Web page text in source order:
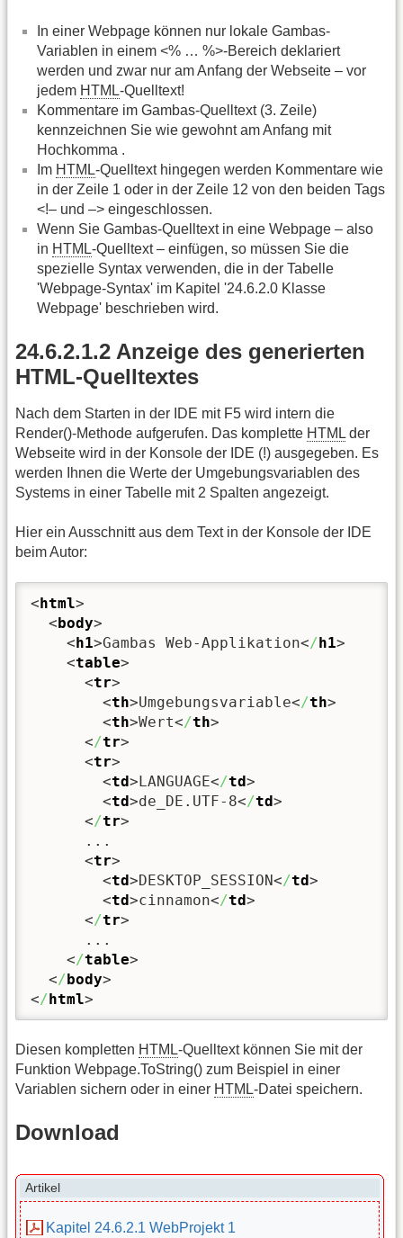
In einer Webpage können nur lokale Gambas-
Variablen in einem <% … %>-Bereich deklariert
werden und zwar nur am Anfang der Webseite – vor
jedem HTML-Quelltext!
Kommentare im Gambas-Quelltext (3. Zeile)
kennzeichnen Sie wie gewohnt am Anfang mit
Hochkomma .
Im HTML-Quelltext hingegen werden Kommentare wie
in der Zeile 1 oder in der Zeile 12 von den beiden Tags
<!– und –> eingeschlossen.
Wenn Sie Gambas-Quelltext in eine Webpage – also
in HTML-Quelltext – einfügen, so müssen Sie die
spezielle Syntax verwenden, die in der Tabelle
'Webpage-Syntax' im Kapitel '24.6.2.0 Klasse
Webpage' beschrieben wird.
24.6.2.1.2 Anzeige des generierten
HTML-Quelltextes
Nach dem Starten in der IDE mit F5 wird intern die
Render()-Methode aufgerufen. Das komplette HTML der
Webseite wird in der Konsole der IDE (!) ausgegeben. Es
werden Ihnen die Werte der Umgebungsvariablen des
Systems in einer Tabelle mit 2 Spalten angezeigt.
Hier ein Ausschnitt aus dem Text in der Konsole der IDE
beim Autor:
<html>
<body>
<h1>Gambas Web-Applikation</h1>
<table>
<tr>
<th>Umgebungsvariable</th>
<th>Wert</th>
</tr>
<tr>
<td>LANGUAGE</td>
<td>de_DE.UTF-8</td>
</tr>
      ...
<tr>
<td>DESKTOP_SESSION</td>
<td>cinnamon</td>
</tr>
      ...
</table>
</body>
</html>
Diesen kompletten HTML-Quelltext können Sie mit der
Funktion Webpage.ToString() zum Beispiel in einer
Variablen sichern oder in einer HTML-Datei speichern.
Download
Artikel
Kapitel 24.6.2.1 WebProjekt 1